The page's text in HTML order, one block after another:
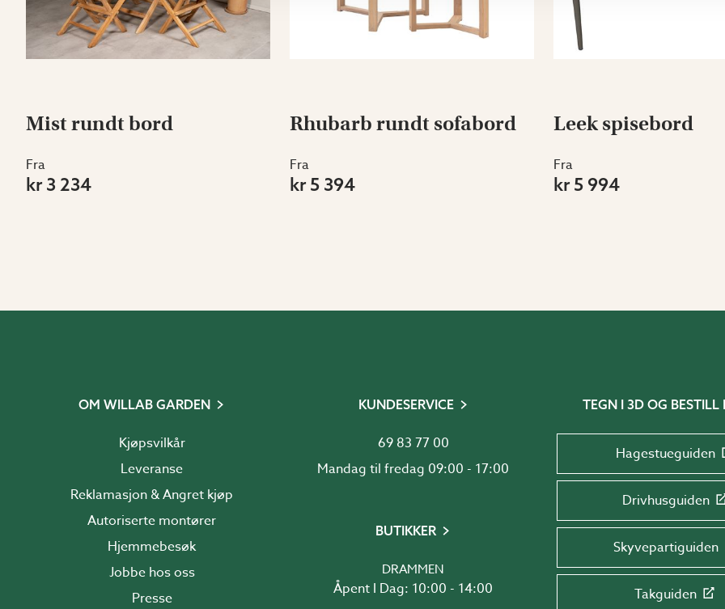
Mist rundt bord
Fra
kr 3 234
Rhubarb rundt sofabord
Fra
kr 5 394
Leek spisebord
Fra
kr 5 994
OM WILLAB GARDEN
Kjøpsvilkår
Leveranse
Reklamasjon & Angret kjøp
Autoriserte montører
Hjemmebesøk
Jobbe hos oss
Presse
KUNDESERVICE
69 83 77 00
Mandag til fredag 09:00 - 17:00
BUTIKKER
DRAMMEN
Åpent I Dag: 10:00 - 14:00
TEGN I 3D OG BESTILL
Hagestueguiden
Drivhusguiden
Skyvepartiguiden
Takguiden